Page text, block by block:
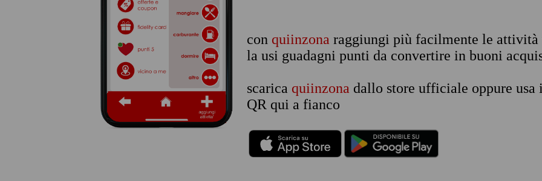
con quiinzona raggiungi più facilmente le attività
la usi guadagni punti da convertire in buoni
scarica quiinzona dallo store ufficiale oppure usa
QR qui a fianco